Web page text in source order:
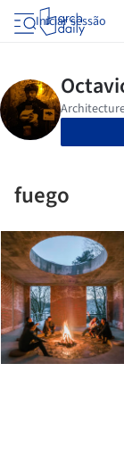
Iniciar sessão
fuego